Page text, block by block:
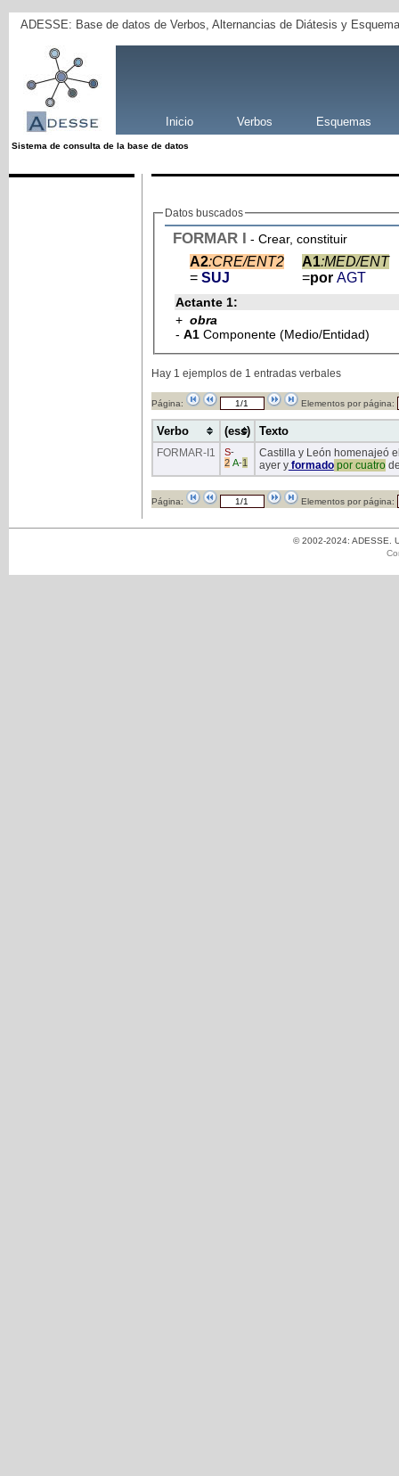
ADESSE: Base de datos de Verbos, Alternancias de Diátesis y
Inicio Verbos Esquemas
Sistema de consulta de la base de datos
Datos buscados
FORMAR I - Crear, constituir
A2:CRE/ENT2
= SUJ
A1:MED/ENT
=por AGT
Actante 1:
+ obra
- A1Componente (Medio/Entidad)
Hay 1 ejemplos de 1 entradas verbales
Página: Elementos por página:
Verbo (ess) Texto
FORMAR-I1 S-
2 A-1
Castilla y León homenajeó
ayer yformadoporcuatro
Página: Elementos por página:
© 2002-2024: ADESSE.